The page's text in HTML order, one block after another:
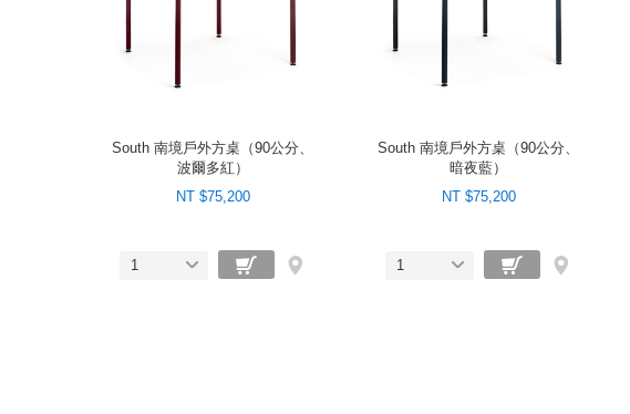
South 南境戶外方桌（90公分、
波爾多紅）
NT $75,200
1
South 南境戶外方桌（90公分、
暗夜藍）
NT $75,200
1